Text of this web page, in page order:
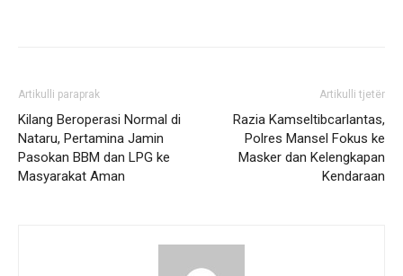
Artikulli paraprak
Kilang Beroperasi Normal di
Nataru, Pertamina Jamin
Pasokan BBM dan LPG ke
Masyarakat Aman
Artikulli tjetër
Razia Kamseltibcarlantas,
Polres Mansel Fokus ke
Masker dan Kelengkapan
Kendaraan